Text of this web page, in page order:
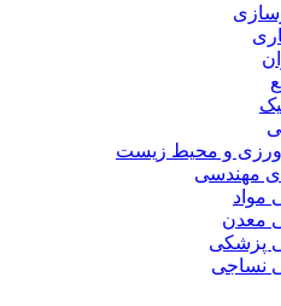
و محیط زیست